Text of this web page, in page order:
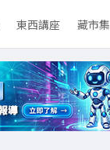
東西講座 藏市集